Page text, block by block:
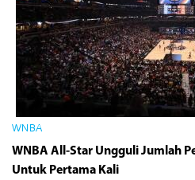
WNBA
WNBA All-Star Ungguli Jumlah
Untuk Pertama Kali